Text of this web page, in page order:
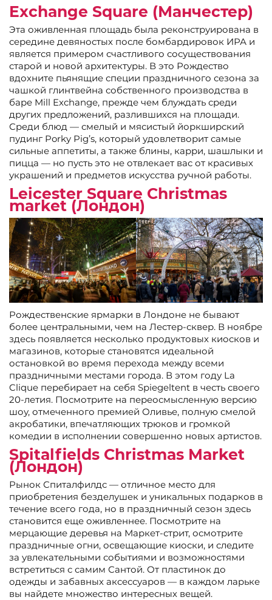
Exchange Square (Манчестер)
Эта оживленная площадь была реконструирована в
середине девяностых после бомбардировок ИРА и
является примером счастливого сосуществования
старой и новой архитектуры. В это Рождество
вдохните пьянящие специи праздничного сезона за
чашкой глинтвейна собственного производства в
баре Mill Exchange, прежде чем блуждать среди
других предложений, разлившихся на площади.
Среди блюд — смелый и мясистый йоркширский
пудинг Porky Pig’s, который удовлетворит самые
сильные аппетиты, а также блины, карри, шашлыки и
пицца — но пусть это не отвлекает вас от красивых
украшений и предметов искусства ручной работы.
Leicester Square Christmas
market (Лондон)
Рождественские ярмарки в Лондоне не бывают
более центральными, чем на Лестер-сквер. В ноябре
здесь появляется несколько продуктовых киосков и
магазинов, которые становятся идеальной
остановкой во время перехода между всеми
праздничными местами города. В этом году La
Clique перебирает на себя Spiegeltent в честь своего
20-летия. Посмотрите на переосмысленную версию
шоу, отмеченного премией Оливье, полную смелой
акробатики, впечатляющих трюков и громкой
комедии в исполнении совершенно новых артистов.
Spitalfields Christmas Market
(Лондон)
Рынок Спиталфилдс — отличное место для
приобретения безделушек и уникальных подарков в
течение всего года, но в праздничный сезон здесь
становится еще оживленнее. Посмотрите на
мерцающие деревья на Маркет-стрит, осмотрите
праздничные огни, освещающие киоски, и следите
за увлекательными событиями и возможностями
встретиться с самим Сантой. От пластинок до
одежды и забавных аксессуаров — в каждом ларьке
вы найдете множество интересных вещей.